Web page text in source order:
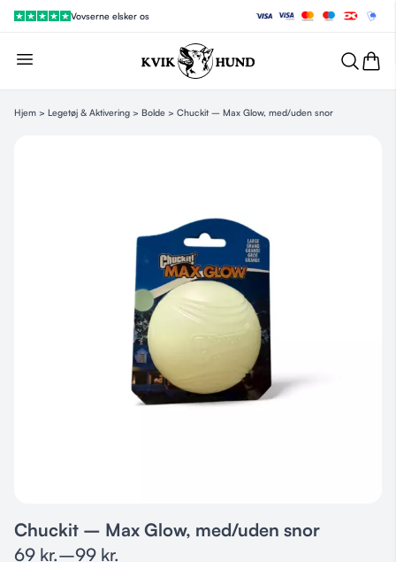
Vovserne elsker os
Hjem > Legetøj & Aktivering > Bolde > Chuckit – Max Glow, med/uden snor
Chuckit – Max Glow, med/uden snor
69 kr.–99 kr.